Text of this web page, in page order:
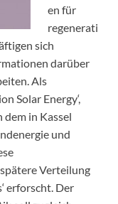
en für
regenerati
sich
darüber
Als
Solar Energy‘,
dem in Kassel
und
Verteilung
erforscht. Der